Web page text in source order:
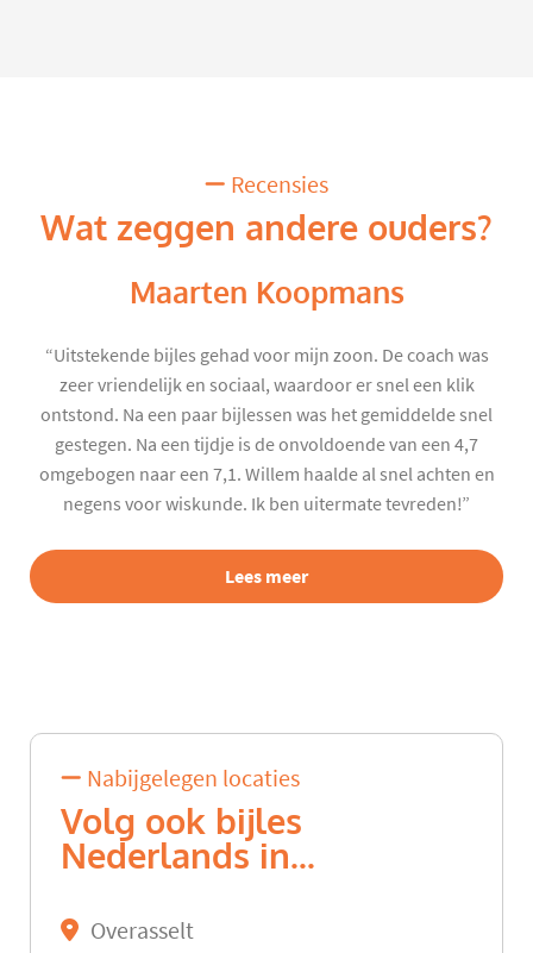
Recensies
Wat zeggen andere ouders?
Maarten Koopmans
“Uitstekende bijles gehad voor mijn zoon. De coach was
zeer vriendelijk en sociaal, waardoor er snel een klik
ontstond. Na een paar bijlessen was het gemiddelde snel
gestegen. Na een tijdje is de onvoldoende van een 4,7
omgebogen naar een 7,1. Willem haalde al snel achten en
negens voor wiskunde. Ik ben uitermate tevreden!”
Lees meer
Nabijgelegen locaties
Volg ook bijles
Nederlands in...
Overasselt